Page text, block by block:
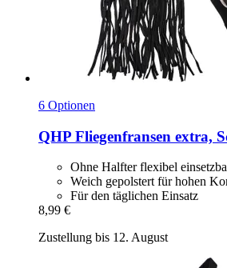
6 Optionen
QHP Fliegenfransen extra,
Ohne Halfter flexibel
Weich gepolstert für hohen
Für den täglichen Einsatz
8,99 €
Zustellung bis 12. August